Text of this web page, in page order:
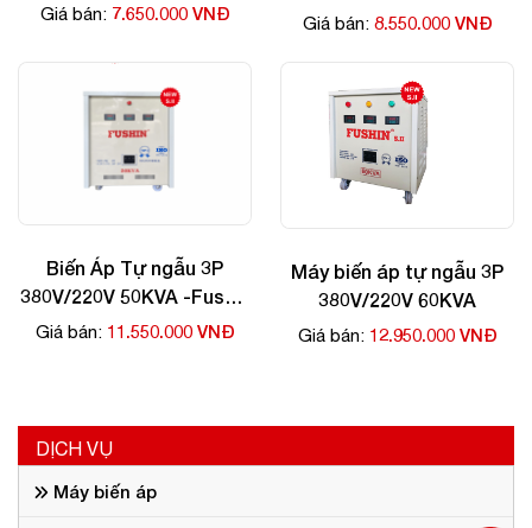
Giá bán: 7.650.000 VNĐ Giá bán: 8.550.000 VNĐ
Biến Áp Tự ngẫu 3P
380V/220V 50KVA -Fushin
giá rẻ
Giá bán: 11.550.000 VNĐ
Máy biến áp tự ngẫu 3P
380V/220V 60KVA
Giá bán: 12.950.000 VNĐ
DỊCH VỤ
Máy biến áp